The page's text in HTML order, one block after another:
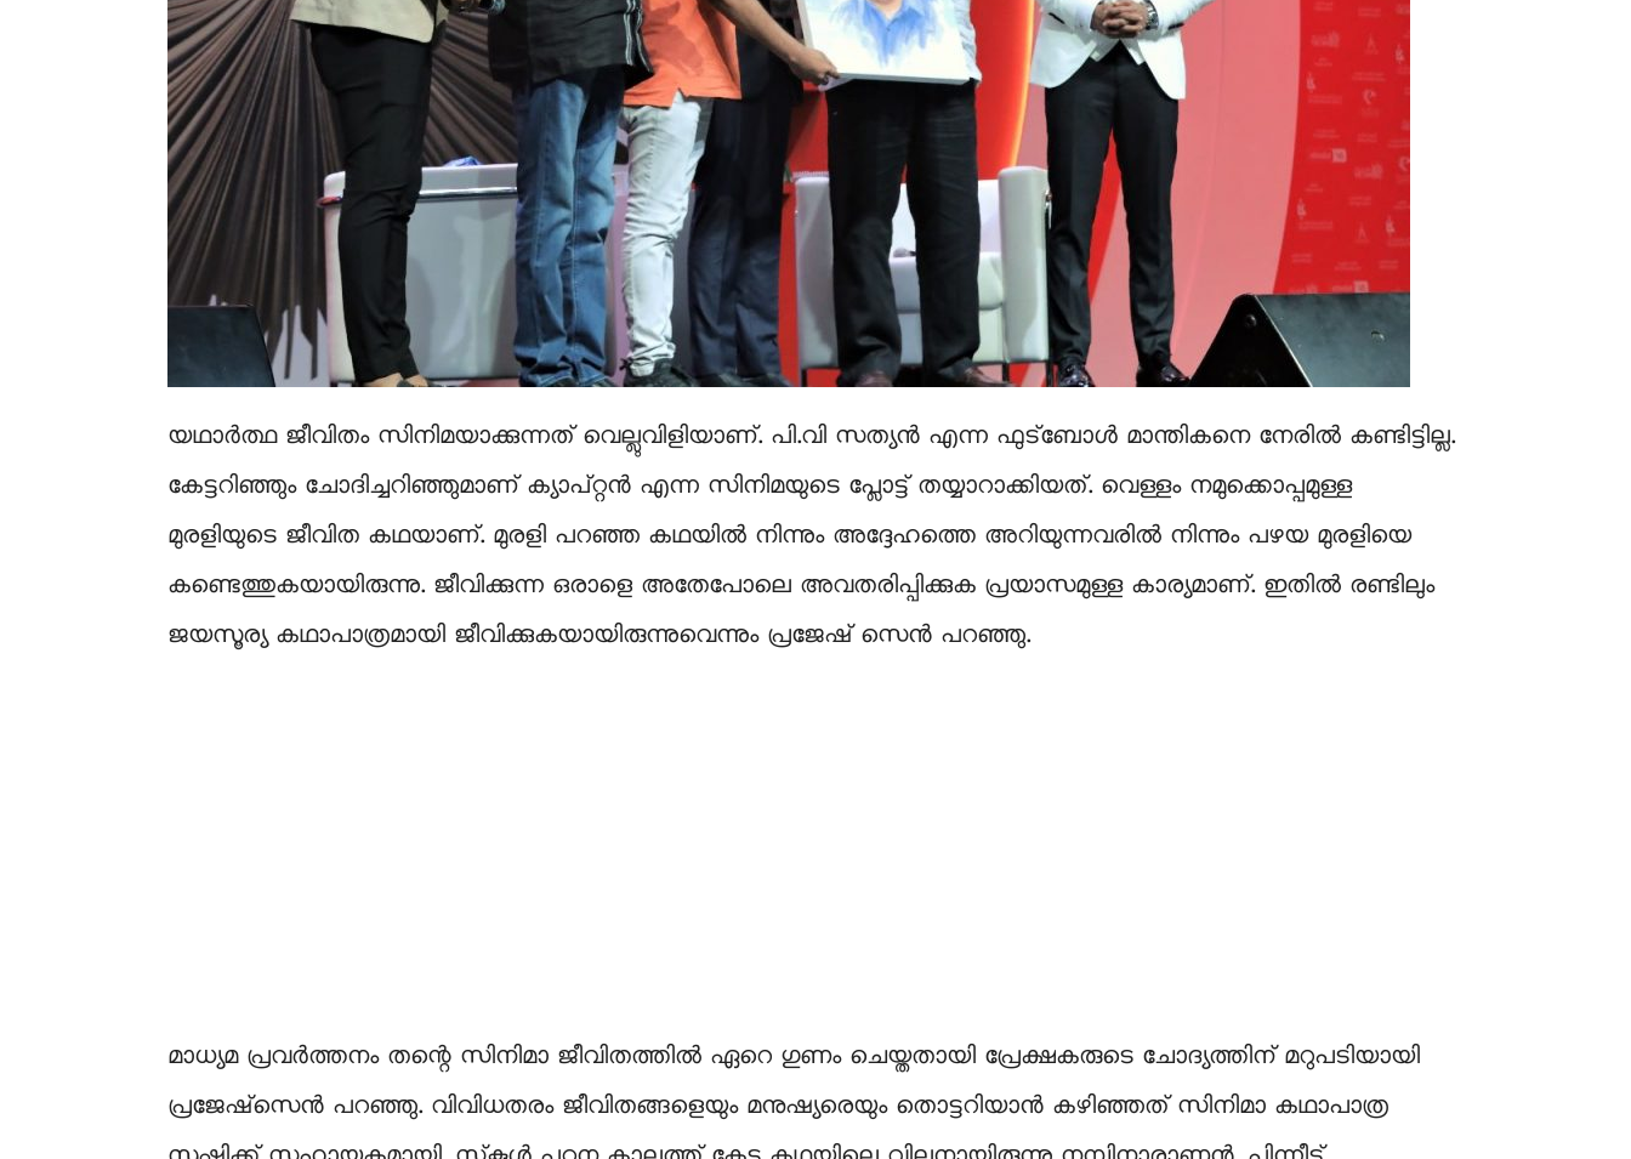
യഥാര്‍ത്ഥ ജീവിതം സിനിമയാക്കുന്നത് വെല്ലുവിളിയാണ്. പി.വി സത്യന്‍ എന്ന ഫുട്‌ബോള്‍ മാന്തികനെ നേരില്‍ കണ്ടിട്ടില്ല.
കേട്ടറിഞ്ഞും ചോദിച്ചറിഞ്ഞുമാണ് ക്യാപ്റ്റന്‍ എന്ന സിനിമയുടെ പ്ലോട്ട് തയ്യാറാക്കിയത്. വെള്ളം നമുക്കൊപ്പമുള്ള
മുരളിയുടെ ജീവിത കഥയാണ്. മുരളി പറഞ്ഞ കഥയില്‍ നിന്നും അദ്ദേഹത്തെ അറിയുന്നവരില്‍ നിന്നും പഴയ മുരളിയെ
കണ്ടെത്തുകയായിരുന്നു. ജീവിക്കുന്ന ഒരാളെ അതേപോലെ അവതരിപ്പിക്കുക പ്രയാസമുള്ള കാര്യമാണ്. ഇതില്‍ രണ്ടിലും
ജയസൂര്യ കഥാപാത്രമായി ജീവിക്കുകയായിരുന്നുവെന്നും പ്രജേഷ് സെന്‍ പറഞ്ഞു.
മാധ്യമ പ്രവര്‍ത്തനം തന്റെ സിനിമാ ജീവിതത്തില്‍ ഏറെ ഗുണം ചെയ്തതായി പ്രേക്ഷകരുടെ ചോദ്യത്തിന് മറുപടിയായി
പ്രജേഷ്‌സെന്‍ പറഞ്ഞു. വിവിധതരം ജീവിതങ്ങളെയും മനുഷ്യരെയും തൊട്ടറിയാന്‍ കഴിഞ്ഞത് സിനിമാ കഥാപാത്ര